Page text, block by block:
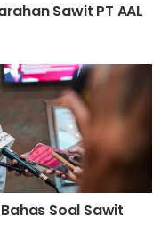
Sawit PT AAL
Sawit